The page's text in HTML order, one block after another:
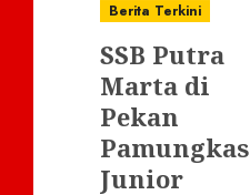
Berita Terkini
SSB Putra
Marta di
Pekan
Pamungkas
Junior